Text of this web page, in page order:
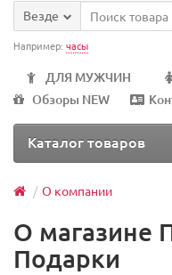
Везде
Например: часы
ДЛЯ МУЖЧИН
Обзоры NEW
Каталог товаров
О компании
О магазине
Подарки